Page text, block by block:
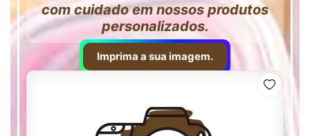
com cuidado em nossos produtos
personalizados.
Imprima a sua imagem.